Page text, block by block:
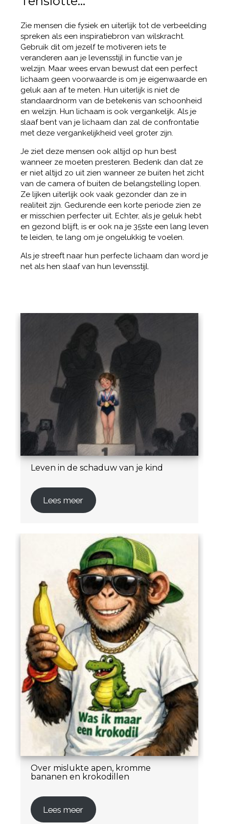
Zie mensen die fysiek en uiterlijk tot de verbeelding
spreken als een inspiratiebron van wilskracht.
Gebruik dit om jezelf te motiveren iets te
veranderen aan je levensstijl in functie van je
welzijn. Maar wees ervan bewust dat een perfect
lichaam geen voorwaarde is om je eigenwaarde en
geluk aan af te meten. Hun uiterlijk is niet de
standaardnorm van de betekenis van schoonheid
en welzijn. Hun lichaam is ook vergankelijk. Als je
slaaf bent van je lichaam dan zal de confrontatie
met deze vergankelijkheid veel groter zijn.
Je ziet deze mensen ook altijd op hun best
wanneer ze moeten presteren. Bedenk dan dat ze
er niet altijd zo uit zien wanneer ze buiten het zicht
van de camera of buiten de belangstelling lopen.
Ze lijken uiterlijk ook vaak gezonder dan ze in
realiteit zijn. Gedurende een korte periode zien ze
er misschien perfecter uit. Echter, als je geluk hebt
en gezond blijft, is er ook na je 35ste een lang leven
te leiden, te lang om je ongelukkig te voelen.
Als je streeft naar hun perfecte lichaam dan word je
net als hen slaaf van hun levensstijl.
Leven in de schaduw van je kind
Lees meer
Over mislukte apen, kromme
bananen en krokodillen
Lees meer